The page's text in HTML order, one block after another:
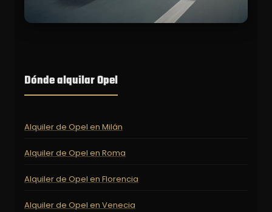
Dónde alquilar Opel
Alquiler de Opel en Milán
Alquiler de Opel en Roma
Alquiler de Opel en Florencia
Alquiler de Opel en Venecia